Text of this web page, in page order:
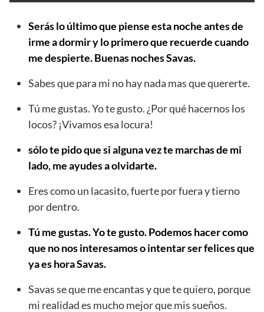
Serás lo último que piense esta noche antes de
irme a dormir y lo primero que recuerde cuando
me despierte. Buenas noches Savas.
Sabes que para mi no hay nada mas que quererte.
Tú me gustas. Yo te gusto. ¿Por qué hacernos los
locos? ¡Vivamos esa locura!
sólo te pido que si alguna vez te marchas de mi
lado, me ayudes a olvidarte.
Eres como un lacasito, fuerte por fuera y tierno
por dentro.
Tú me gustas. Yo te gusto. Podemos hacer como
que no nos interesamos o intentar ser felices que
ya es hora Savas.
Savas se que me encantas y que te quiero, porque
mi realidad es mucho mejor que mis sueños.